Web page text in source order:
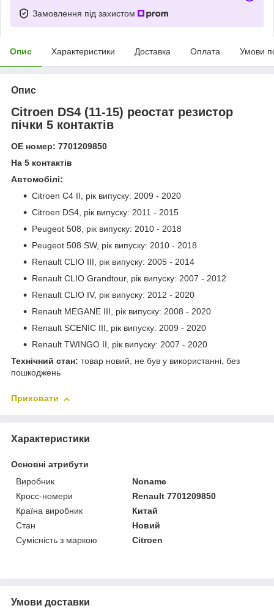
Замовлення під захистом
Опис Характеристики Доставка Оплата Умови
Опис
Citroen DS4 (11-15) реостат резистор
пічки 5 контактів
ОЕ номер: 7701209850
На 5 контактів
Автомобілі:
Citroen C4 II, рік випуску: 2009 - 2020
Citroen DS4, рік випуску: 2011 - 2015
Peugeot 508, рік випуску: 2010 - 2018
Peugeot 508 SW, рік випуску: 2010 - 2018
Renault CLIO III, рік випуску: 2005 - 2014
Renault CLIO Grandtour, рік випуску: 2007 - 2012
Renault CLIO IV, рік випуску: 2012 - 2020
Renault MEGANE III, рік випуску: 2008 - 2020
Renault SCENIC III, рік випуску: 2009 - 2020
Renault TWINGO II, рік випуску: 2007 - 2020
Технічний стан: товар новий, не був у використанні, без
пошкоджень
Приховати
Характеристики
Основні атрибути
Виробник
Noname
Кросс-номери
Renault 7701209850
Країна виробник
Китай
Стан
Новий
Сумісність з маркою
Citroen
Умови доставки